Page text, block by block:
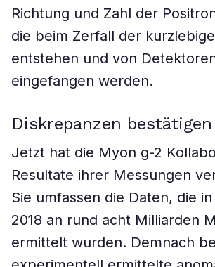
Richtung und Zahl der
die beim Zerfall der
entstehen und von
eingefangen werden.
Diskrepanzen
Jetzt hat die Myon g-2
Resultate ihrer Messungen
Sie umfassen die Daten, die
2018 an rund acht Milliarden
ermittelt wurden. Demnach